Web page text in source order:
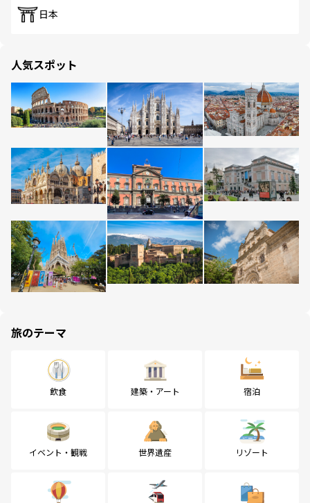
日本
人気スポット
旅のテーマ
飲食 建築・アート 宿泊
イベント・観戦 世界遺産 リゾート